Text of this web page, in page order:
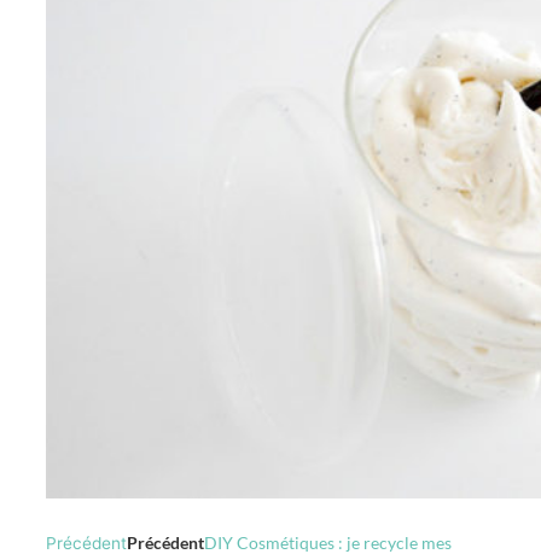
PrécédentPrécédentDIY Cosmétiques : je recycle mes